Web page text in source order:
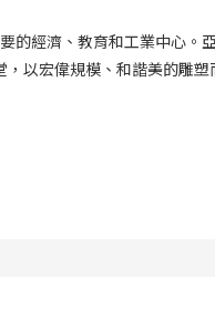
經濟、教育和工業中心。
以宏偉規模、和諧美的雕塑